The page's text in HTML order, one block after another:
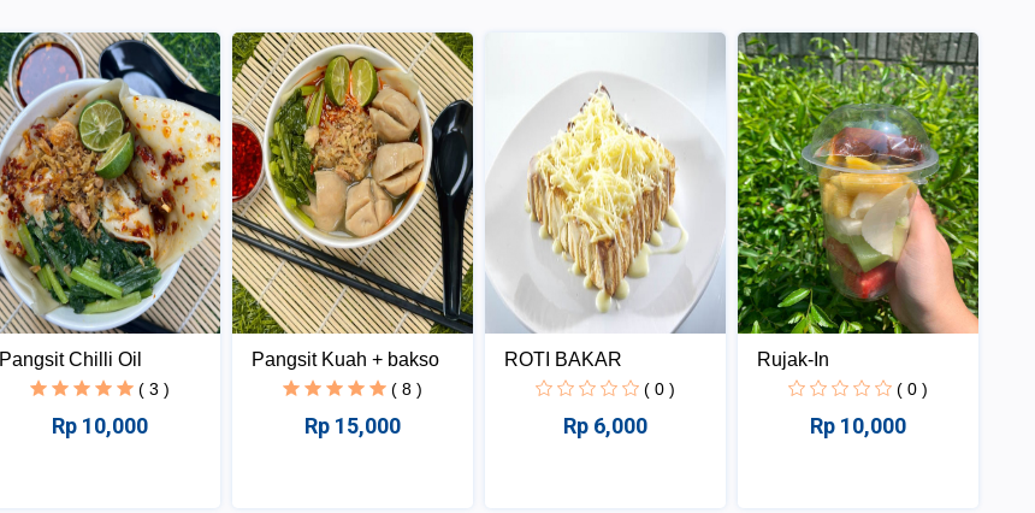
Pangsit Chilli Oil
( 3 )
Rp 10,000
Pangsit Kuah + bakso
( 8 )
Rp 15,000
ROTI BAKAR
( 0 )
Rp 6,000
Rujak-In
( 0 )
Rp 10,000